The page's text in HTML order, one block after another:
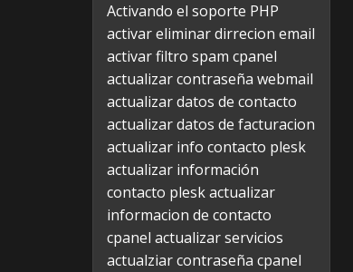
Activando el soporte PHP
activar eliminar dirrecion email
activar filtro spam cpanel
actualizar contraseña webmail
actualizar datos de contacto
actualizar datos de facturacion
actualizar info contacto plesk
actualizar información
contacto pleskactualizar
informacion de contacto
cpanel actualizar servicios
actualziar contraseña cpanel